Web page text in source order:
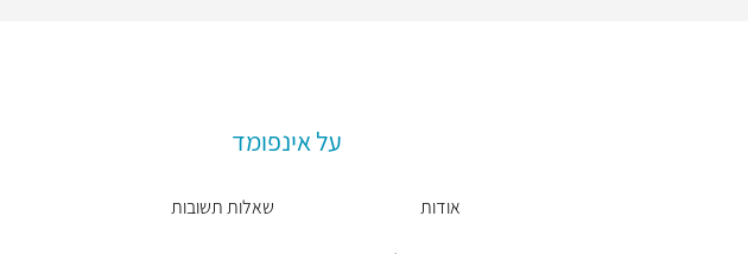
על אינפומד
אודות שאלות תשובות